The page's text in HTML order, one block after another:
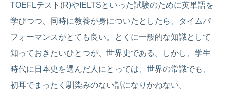
TOEFLテスト(R)やIELTSといった試験のために英単語を
学びつつ、同時に教養が身についたとしたら、タイムパ
フォーマンスがとても良い。とくに一般的な知識として
知っておきたいひとつが、世界史である。しかし、学生
時代に日本史を選んだ人にとっては、世界の常識でも、
初耳でまったく馴染みのない話になりかねない。